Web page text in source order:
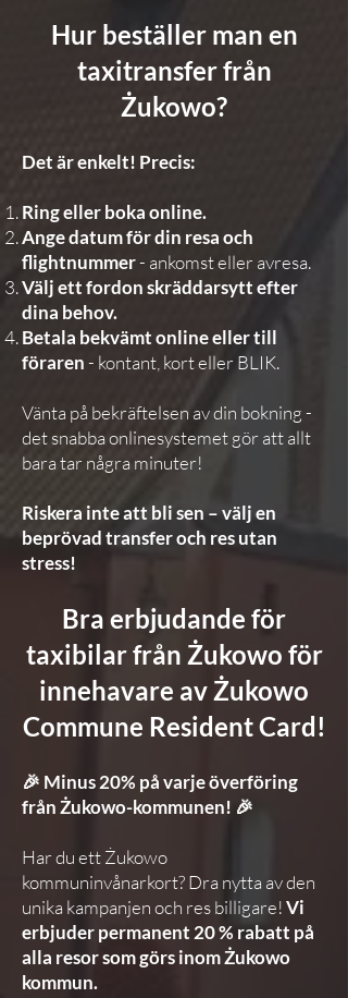
Hur beställer man en
taxitransfer från
Żukowo?
Det är enkelt! Precis:
Ring eller boka online.
Ange datum för din resa och
flightnummer- ankomst eller avresa.
Välj ett fordon skräddarsytt efter
dina behov.
Betala bekvämt online eller till
föraren- kontant, kort eller BLIK.
Vänta på bekräftelsen av din bokning -
det snabba onlinesystemet gör att allt
bara tar några minuter!
Riskera inte att bli sen – välj en
beprövad transfer och res utan
stress!
Bra erbjudande för
taxibilar från Żukowo för
innehavare av Żukowo
Commune Resident Card!
🎉 Minus 20% på varje överföring
från Żukowo-kommunen! 🎉
Har du ett Żukowo
kommuninvånarkort? Dra nytta av den
unika kampanjen och res billigare!Vi
erbjuder permanent 20 % rabatt på
alla resor som görs inom Żukowo
kommun.